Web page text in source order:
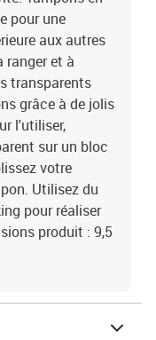
pour une
aux autres
ranger et à
transparents
grâce à de jolis
l'utiliser,
sur un bloc
votre
Utilisez du
pour réaliser
produit : 9,5